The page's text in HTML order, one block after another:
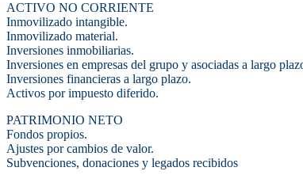
ACTIVO NO CORRIENTE
Inmovilizado intangible.
Inmovilizado material.
Inversiones inmobiliarias.
Inversiones en empresas del grupo y asociadas a largo
Inversiones financieras a largo plazo.
Activos por impuesto diferido.
PATRIMONIO NETO
Fondos propios.
Ajustes por cambios de valor.
Subvenciones, donaciones y legados recibidos